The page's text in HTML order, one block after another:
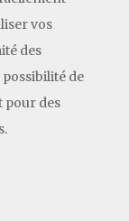
vos
des
de
pour des